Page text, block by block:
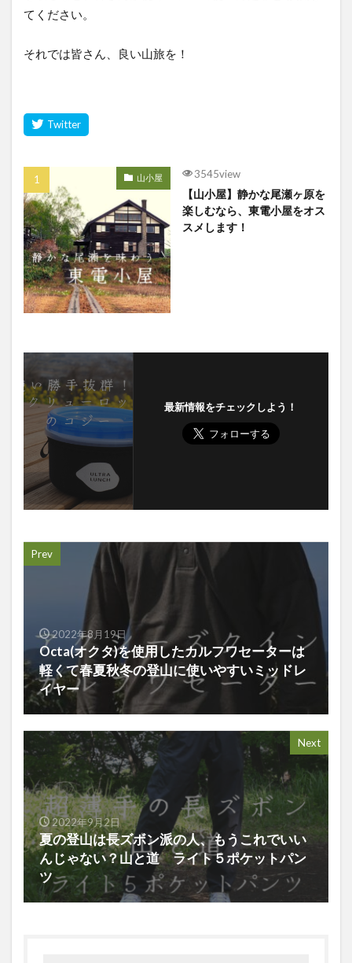
てください。
それでは皆さん、良い山旅を！
山小屋 3545view
【山小屋】静かな尾瀬ヶ原を
楽しむなら、東電小屋をオス
スメします！
最新情報をチェックしよう！
Prev
2022年8月19日
Octa(オクタ)を使用したカルフワセーターは
軽くて春夏秋冬の登山に使いやすいミッドレ
イヤー
Next
2022年9月2日
夏の登山は長ズボン派の人、もうこれでいい
んじゃない？山と道 ライト５ポケットパン
ツ